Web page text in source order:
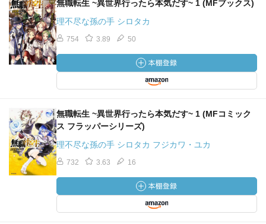
無職転生 ~異世界行ったら本気だす~ 1 (MFブックス)
理不尽な孫の手 シロタカ
754 3.89 50
無職転生 ~異世界行ったら本気だす~ 1 (MFコミック
ス フラッパーシリーズ)
理不尽な孫の手 シロタカ フジカワ・ユカ
732 3.63 16